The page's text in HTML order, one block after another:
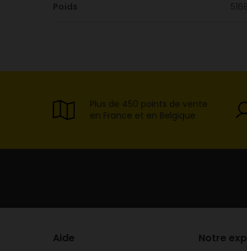
Poids
Plus de 450 points de vente
en France et en Belgique
Aide Notre